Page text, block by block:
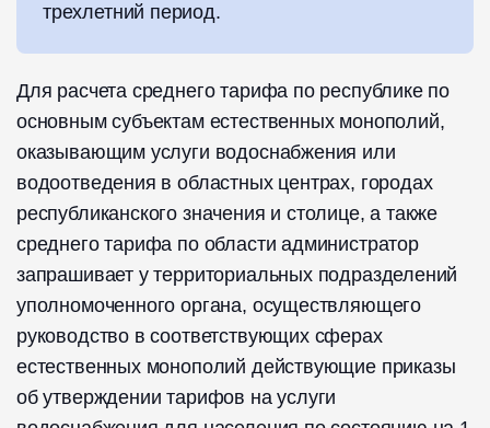
трехлетний период.
Для расчета среднего тарифа по республике по
основным субъектам естественных монополий,
оказывающим услуги водоснабжения или
водоотведения в областных центрах, городах
республиканского значения и столице, а также
среднего тарифа по области администратор
запрашивает у территориальных подразделений
уполномоченного органа, осуществляющего
руководство в соответствующих сферах
естественных монополий действующие приказы
об утверждении тарифов на услуги